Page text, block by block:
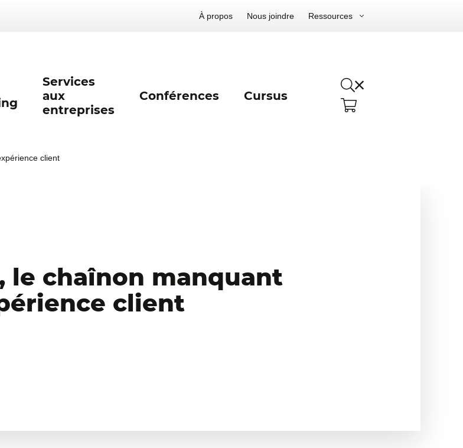
À propos Nous joindre Ressources
Services
aux
entreprises
Conférences Cursus
client
le chaînon manquant
client